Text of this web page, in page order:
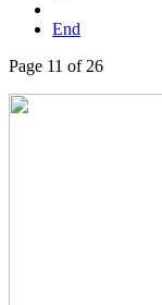
End
Page 11 of 26